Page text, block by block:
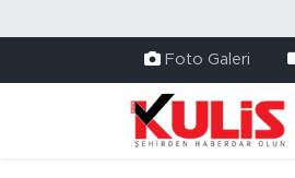
Foto Galeri